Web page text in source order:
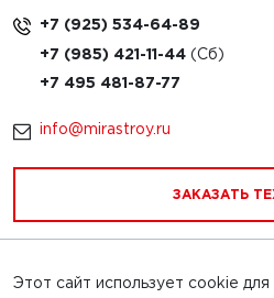
+7 (925) 534-64-89
+7 (985) 421-11-44
+7 495 481-87-77
info@mirastroy.ru
ЗАКАЗАТЬ
Обращаем Ваше внимание на
Этот сайт использует cookie для